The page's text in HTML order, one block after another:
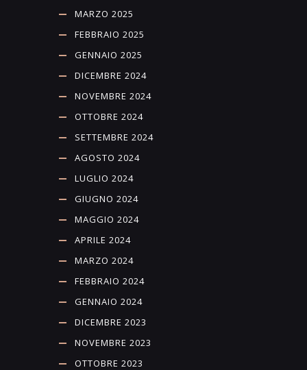
MARZO 2025
FEBBRAIO 2025
GENNAIO 2025
DICEMBRE 2024
NOVEMBRE 2024
OTTOBRE 2024
SETTEMBRE 2024
AGOSTO 2024
LUGLIO 2024
GIUGNO 2024
MAGGIO 2024
APRILE 2024
MARZO 2024
FEBBRAIO 2024
GENNAIO 2024
DICEMBRE 2023
NOVEMBRE 2023
OTTOBRE 2023